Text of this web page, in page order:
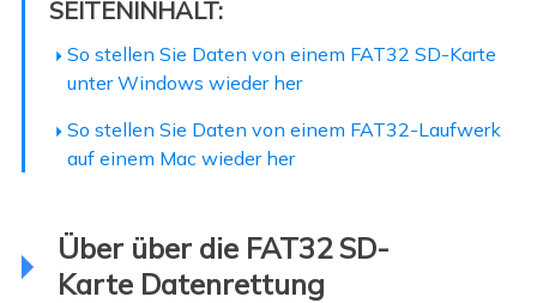
SEITENINHALT:
So stellen Sie Daten von einem FAT32 SD-Karte
unter Windows wieder her
So stellen Sie Daten von einem FAT32-Laufwerk
auf einem Mac wieder her
Über über die FAT32 SD-
Karte Datenrettung